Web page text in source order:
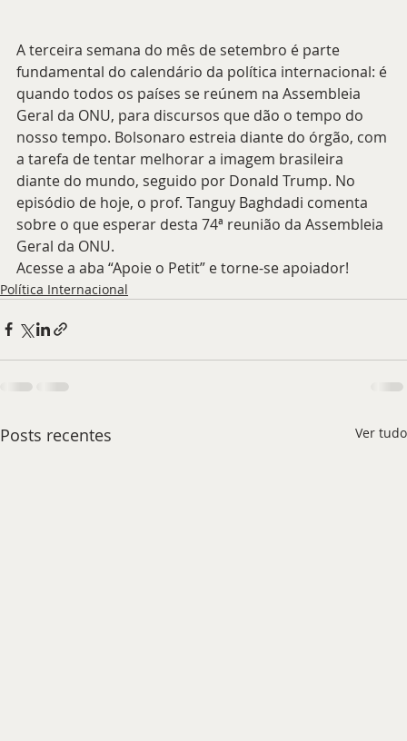
A terceira semana do mês de setembro é parte
fundamental do calendário da política internacional: é
quando todos os países se reúnem na Assembleia
Geral da ONU, para discursos que dão o tempo do
nosso tempo. Bolsonaro estreia diante do órgão, com
a tarefa de tentar melhorar a imagem brasileira
diante do mundo, seguido por Donald Trump. No
episódio de hoje, o prof. Tanguy Baghdadi comenta
sobre o que esperar desta 74ª reunião da Assembleia
Geral da ONU.
Acesse a aba “Apoie o Petit” e torne-se apoiador!
Política Internacional
Posts recentes Ver tudo